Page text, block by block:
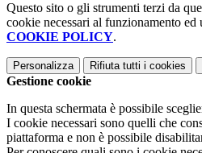
Questo sito o gli strumenti terzi da
cookie necessari al funzionamento
COOKIE POLICY.
Personalizza Rifiuta tutti i cookies
Gestione cookie
In questa schermata è possibile
I cookie necessari sono quelli che
piattaforma e non è possibile